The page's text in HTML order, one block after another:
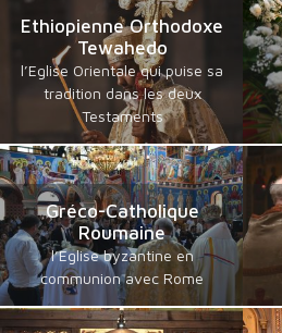
Ethiopienne Orthodoxe
Tewahedo
l’Eglise Orientale qui puise sa
tradition dans les deux
Testaments
Gréco-Catholique
Roumaine
l’Eglise byzantine en
communion avec Rome